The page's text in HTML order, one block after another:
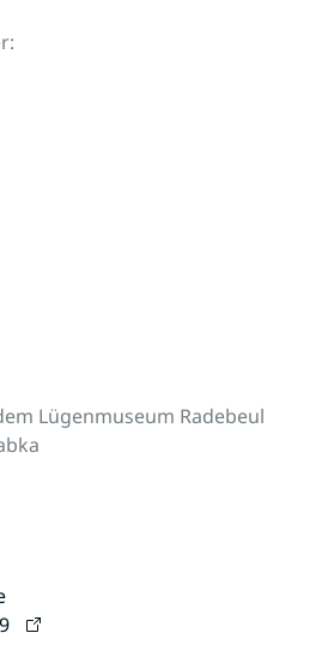
Lügenmuseum Radebeul